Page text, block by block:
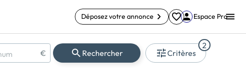
Déposez votre annonce Espace Pro
€ Rechercher Critères
2